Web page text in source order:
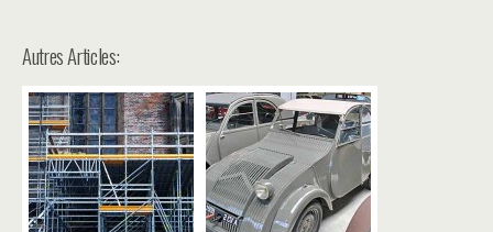
Autres Articles: